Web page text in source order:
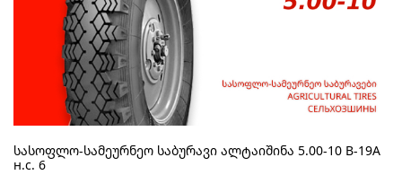
სასოფლო-სამეურნეო საბურავი ალტაიშინა 5.00-10 В-19А
н.с. 6